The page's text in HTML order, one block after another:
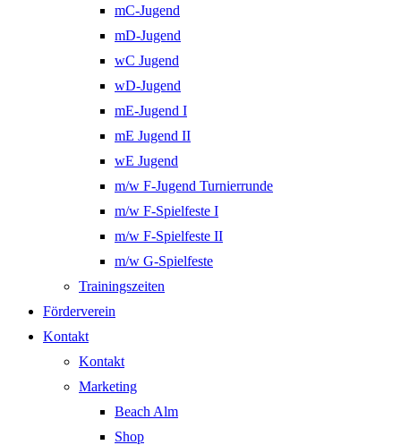
mC-Jugend
mD-Jugend
wC Jugend
wD-Jugend
mE-Jugend I
mE Jugend II
wE Jugend
m/w F-Jugend Turnierrunde
m/w F-Spielfeste I
m/w F-Spielfeste II
m/w G-Spielfeste
Trainingszeiten
Förderverein
Kontakt
Kontakt
Marketing
Beach Alm
Shop